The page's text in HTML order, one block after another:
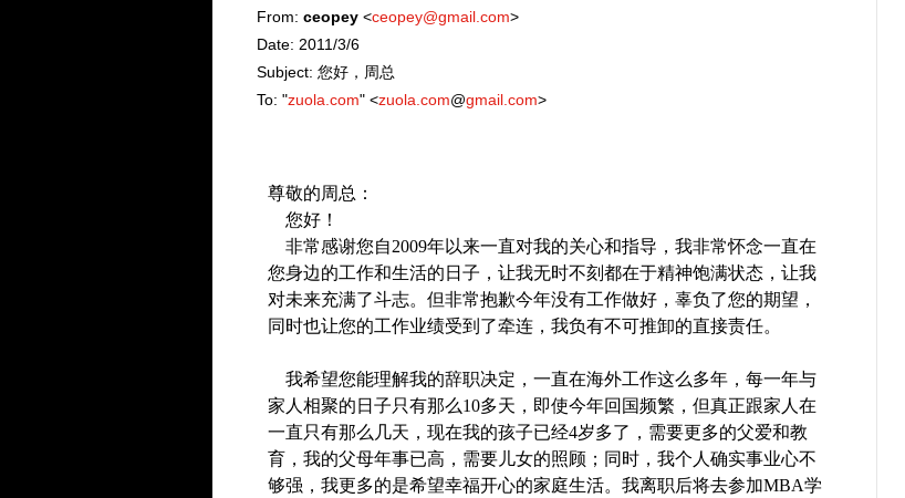
From: ceopey <ceopey@gmail.com>
Date: 2011/3/6
Subject: 您好，周总
To: "zuola.com" <zuola.com@gmail.com>
尊敬的周总 ：
您好！
非常感谢您自2009年以来一直对我的关心和指导，我非常怀念一直在
您身边的工作和生活的日子，让我无时不刻都在于精神饱满状态，让我
对未来充满了斗志。但非常抱歉今年没有工作做好，辜负了您的期望，
同时也让您的工作业绩受到了牵连，我负有不可推卸的直接责任。
我希望您能理解我的辞职决定，一直在海外工作这么多年，每一年与
家人相聚的日子只有那么10多天，即使今年回国频繁，但真正跟家人在
一直只有那么几天，现在我的孩子已经4岁多了，需要更多的父爱和教
育，我的父母年事已高，需要儿女的照顾；同时，我个人确实事业心不
够强，我更多的是希望幸福开心的家庭生活。我离职后将去参加MBA学